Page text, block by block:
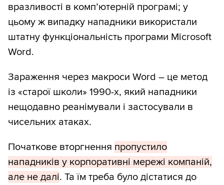
вразливості в комп’ютерній програмі; у
цьому ж випадку нападники використали
штатну функціональність програми Microsoft
Word.
Зараження через макроси Word – це метод
із «старої школи» 1990-х, який нападники
нещодавно реанімували і застосували в
чисельних атаках.
Початкове вторгнення пропустило
нападників у корпоративні мережі компаній,
але не далі. Та їм треба було дістатися до